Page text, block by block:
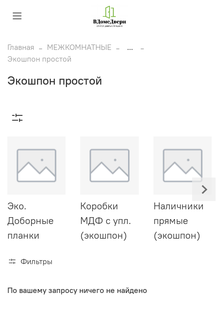
Главная МЕЖКОМНАТНЫЕ
...
Экошпон простой
Экошпон простой
Эко.
Доборные
планки
Коробки
МДФ с упл.
(экошпон)
Наличники
прямые
(экошпон)
Фильтры
По вашему запросу ничего не найдено